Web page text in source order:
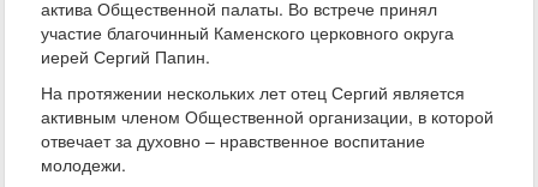
актива Общественной палаты. Во встрече принял
участие благочинный Каменского церковного округа
иерей Сергий Папин.
На протяжении нескольких лет отец Сергий является
активным членом Общественной организации, в которой
отвечает за духовно – нравственное воспитание
молодежи.